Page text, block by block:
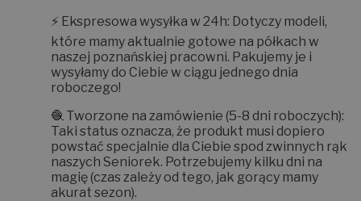
⚡ Ekspresowa wysyłka w 24h: Dotyczy modeli,
które mamy aktualnie gotowe na półkach w
naszej poznańskiej pracowni. Pakujemy je i
wysyłamy do Ciebie w ciągu jednego dnia
roboczego!
🧶 Tworzone na zamówienie (5-8 dni roboczych):
Taki status oznacza, że produkt musi dopiero
powstać specjalnie dla Ciebie spod zwinnych rąk
naszych Seniorek. Potrzebujemy kilku dni na
magię (czas zależy od tego, jak gorący mamy
akurat sezon).